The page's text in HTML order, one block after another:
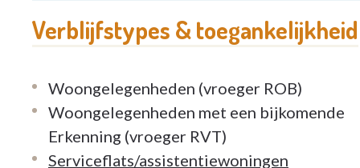
inloopdouche (voorzien van handleuningen
Naast het traditionele vast verblijf heeft
kamers voor een tijdelijk verblijf na
Verblijfstypes & toegankelijkheid
Woongelegenheden (vroeger ROB)
Woongelegenheden met een bijkomende
Erkenning (vroeger RVT)
Serviceflats/assistentiewoningen